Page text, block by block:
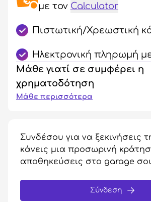
με τον Calculator
Πιστωτική/Χρεωστική
Ηλεκτρονική πληρωμή
Μάθε γιατί σε συμφέρει η
χρηματοδότηση
Μάθε περισσότερα
Συνδέσου για να ξεκινήσεις
κάνεις μια προσωρινή
αποθηκεύσεις στο garage
Σύνδεση